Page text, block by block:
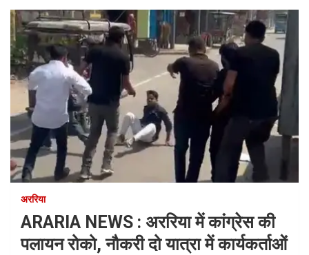
अररिया
ARARIA NEWS : अररिया में कांग्रेस की
पलायन रोको, नौकरी दो यात्रा में कार्यकर्ताओं